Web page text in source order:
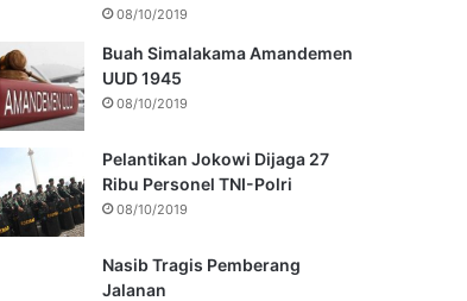
08/10/2019
Buah Simalakama Amandemen
UUD 1945
08/10/2019
Pelantikan Jokowi Dijaga 27
Ribu Personel TNI-Polri
08/10/2019
Nasib Tragis Pemberang
Jalanan